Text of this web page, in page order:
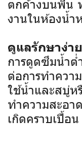
ตกค้างบนพื้น
งานในห้องน้ำ
ดูแลรักษาง่า
การดูดซึมน้ำต่
ต่อการทำควา
ใช้น้ำและสบู่ห
ทำความสะอา
เกิดคราบเปื้อ